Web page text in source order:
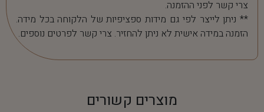
צרי קשר לפני ההזמנה.
** ניתן לייצר לפי גם מידות ספציפיות של הלקוחה בכל מידה.
הזמנה במידה אישית לא ניתן להחזיר. צרי קשר לפרטים נוספים.
מוצרים קשורים